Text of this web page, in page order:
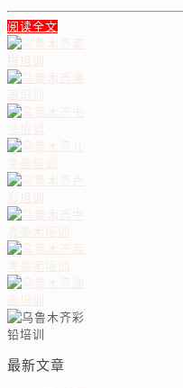
阅读全文
最新文章